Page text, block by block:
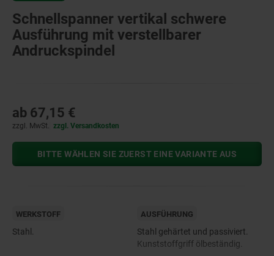
Schnellspanner vertikal schwere
Ausführung mit verstellbarer
Andruckspindel
ab 67,15 €
zzgl. MwSt. zzgl. Versandkosten
BITTE WÄHLEN SIE ZUERST EINE VARIANTE AUS
WERKSTOFF
Stahl.
AUSFÜHRUNG
Stahl gehärtet und passiviert.
Kunststoffgriff ölbeständig.